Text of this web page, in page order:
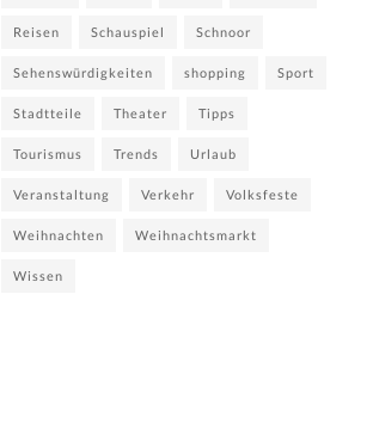
Reisen Schauspiel Schnoor
Sehenswürdigkeiten shopping Sport
Stadtteile Theater Tipps
Tourismus Trends Urlaub
Veranstaltung Verkehr Volksfeste
Weihnachten Weihnachtsmarkt
Wissen